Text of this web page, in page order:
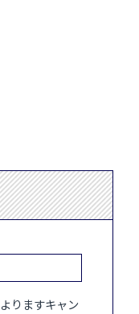
りますキャン